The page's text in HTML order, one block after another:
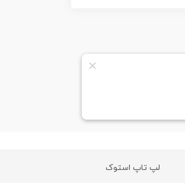
لپ تاپ استوک